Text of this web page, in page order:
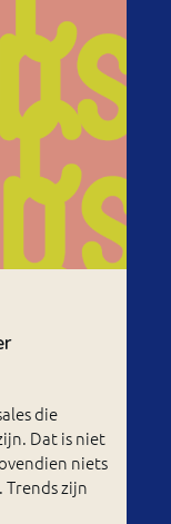
die
Dat is niet
niets
zijn